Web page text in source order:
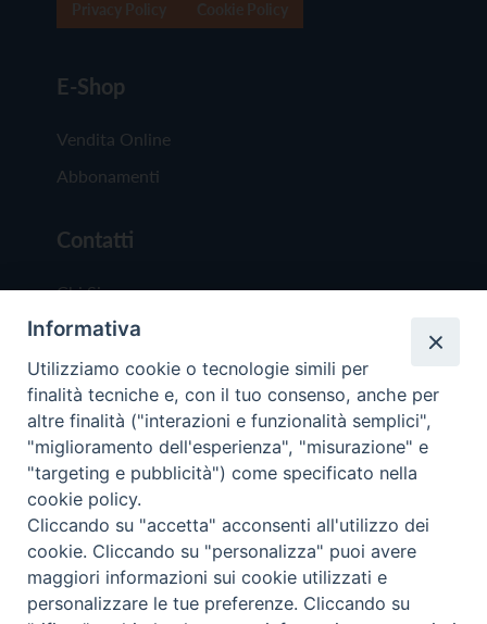
E-Shop
Vendita Online
Abbonamenti
Contatti
Chi Siamo
Redazione
Scrivici
Copyright © 2019 - Tutti i diritti riservati - Vita
Trentina Editrice
Privacy Policy
Torna
Informativa
Utilizziamo cookie o tecnologie simili per
finalità tecniche e, con il tuo consenso, anche per
altre finalità ("interazioni e funzionalità semplici",
"miglioramento dell'esperienza", "misurazione" e
"targeting e pubblicità") come specificato nella
cookie policy.
Cliccando su "accetta" acconsenti all'utilizzo dei
cookie. Cliccando su "personalizza" puoi avere
maggiori informazioni sui cookie utilizzati e
personalizzare le tue preferenze. Cliccando su